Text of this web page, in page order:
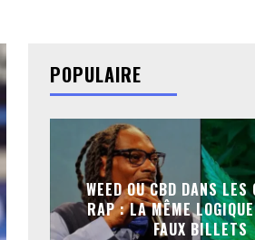
POPULAIRE
WEED OU CBD DANS
RAP : LA MÊME
FAUX BILLETS